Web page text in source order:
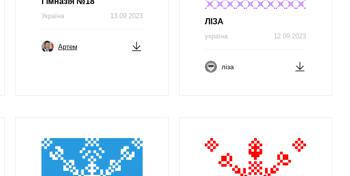
13.09.2023
Україна
Артем
ЛІЗA
12.09.2023
україна
ліза